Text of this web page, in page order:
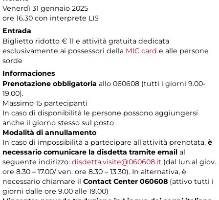
Venerdì 31 gennaio 2025
ore 16.30 con interprete LIS
Entrada
Biglietto ridotto € 11 e attività gratuita dedicata
esclusivamente ai possessori della MIC card e alle persone
sorde
Informaciones
Prenotazione obbligatoria allo 060608 (tutti i giorni 9.00-
19.00).
Massimo 15 partecipanti
In caso di disponibilità le persone possono aggiungersi
anche il giorno stesso sul posto
Modalità di annullamento
In caso di impossibilità a partecipare all’attività prenotata, è
necessario comunicare la disdetta tramite email al
seguente indirizzo: disdetta.visite@060608.it (dal lun.al giov.
ore 8.30 – 17.00/ ven. ore 8.30 – 13.30). In alternativa, è
necessario chiamare il Contact Center 060608 (attivo tutti i
giorni dalle ore 9.00 alle 19.00)